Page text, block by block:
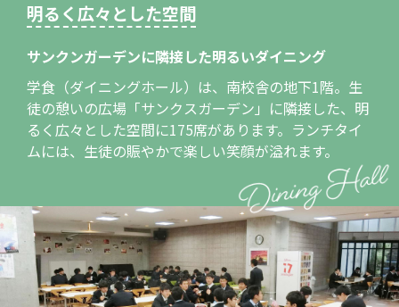
明るく広々とした空間
サンクンガーデンに隣接した明るいダイニング
学食（ダイニングホール）は、南校舎の地下1階。生
徒の憩いの広場「サンクスガーデン」に隣接した、明
るく広々とした空間に175席があります。ランチタイ
ムには、生徒の賑やかで楽しい笑顔が溢れます。